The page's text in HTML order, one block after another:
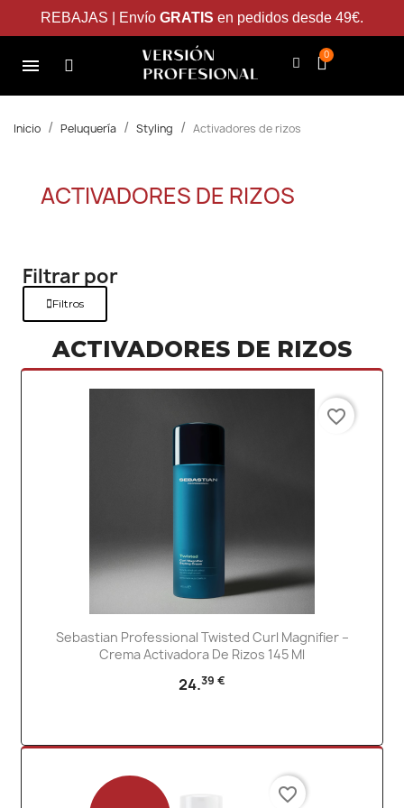
REBAJAS | Envío GRATIS en pedidos desde 49€.
Inicio Peluquería Styling Activadores de rizos
ACTIVADORES DE RIZOS
Filtrar por
Filtros
ACTIVADORES DE RIZOS
Sebastian Professional Twisted Curl Magnifier –
Crema Activadora De Rizos 145 Ml
24.39 €
favorite_border
favorite_border